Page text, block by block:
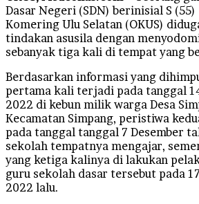
Dasar Negeri (SDN) berinisial S
Komering Ulu Selatan (OKUS)
tindakan asusila dengan
sebanyak tiga kali di tempat yang
Berdasarkan informasi yang
pertama kali terjadi pada tanggal
2022 di kebun milik warga Desa
Kecamatan Simpang, peristiwa
pada tanggal tanggal 7 Desember
sekolah tempatnya mengajar,
yang ketiga kalinya di lakukan
guru sekolah dasar tersebut pada
2022 lalu.